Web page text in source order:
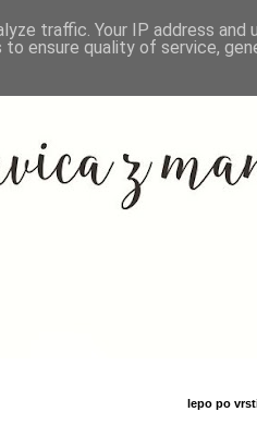
lepo po
traffic. Your IP address and
ensure quality of service,